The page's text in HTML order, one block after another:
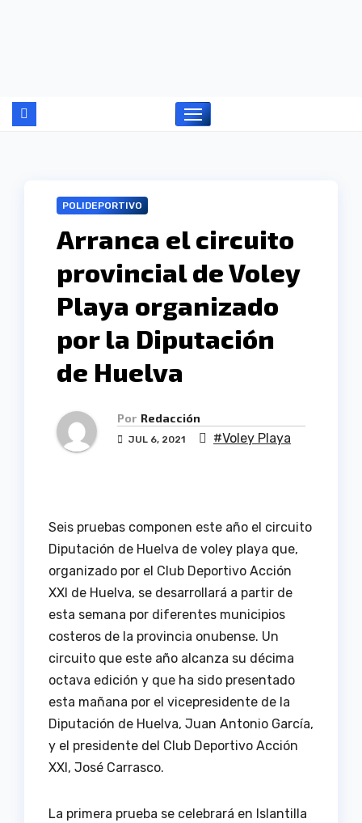
POLIDEPORTIVO
Arranca el circuito
provincial de Voley
Playa organizado
por la Diputación
de Huelva
Por Redacción
JUL 6, 2021 #Voley Playa
Seis pruebas componen este año el circuito
Diputación de Huelva de voley playa que,
organizado por el Club Deportivo Acción
XXI de Huelva, se desarrollará a partir de
esta semana por diferentes municipios
costeros de la provincia onubense. Un
circuito que este año alcanza su décima
octava edición y que ha sido presentado
esta mañana por el vicepresidente de la
Diputación de Huelva, Juan Antonio García,
y el presidente del Club Deportivo Acción
XXI, José Carrasco.
La primera prueba se celebrará en Islantilla